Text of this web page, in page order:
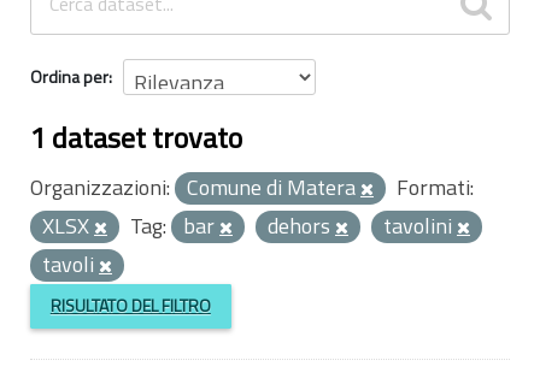
Ordina per
1 dataset trovato
Organizzazioni: Comune di Matera
Formati:
XLSX
Tag: bar dehors
tavolini
tavoli
RISULTATO DEL FILTRO